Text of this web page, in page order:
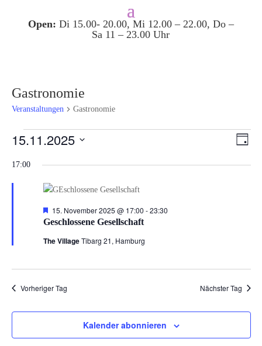
Open: Di 15.00- 20.00, Mi 12.00 – 22.00, Do –
Sa 11 – 23.00 Uhr
Gastronomie
Veranstaltungen Gastronomie
Veranstaltungen
15.
November
Tag
15.11.2025
wählen.
17:00
Geschlossene Gesellschaft
Hervorgehoben
15. November 2025 @ 17:00 -23:30
The VillageTibarg 21, Hamburg
Vorheriger Tag Nächster Tag
Kalender abonnieren